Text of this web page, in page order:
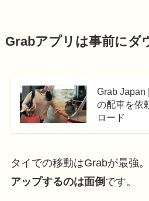
Grabアプリは事前にダ
Grab Japan
の配車を依
ロード
タイでの移動はGrabが最強
アップするのは面倒 です。